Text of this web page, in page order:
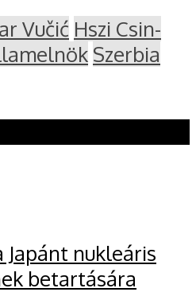
Vučić Hszi Csin-
Szerbia
nukleáris
betartására